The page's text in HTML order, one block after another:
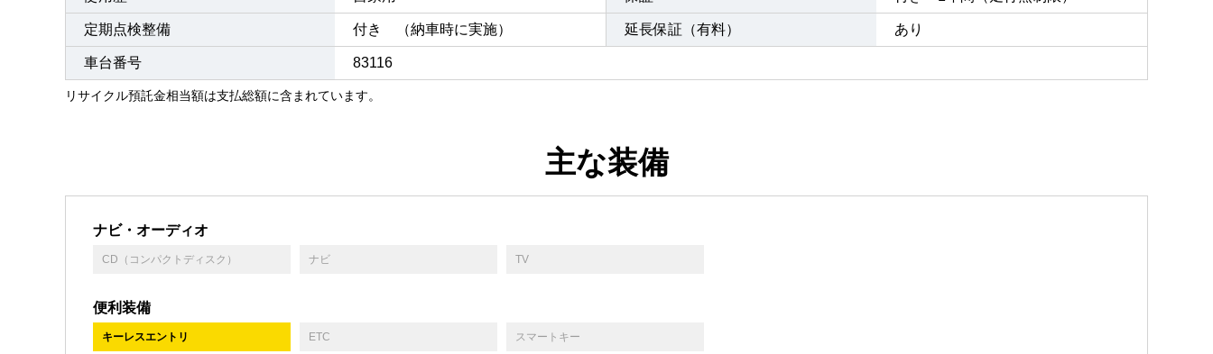
定期点検整備 付き （納車時に実施） 延長保証（有料） あり
車台番号 83116
リサイクル預託金相当額は支払総額に含まれています。
主な装備
ナビ・オーディオ
CD（コンパクトディスク） ナビ TV
便利装備
キーレスエントリ ETC スマートキー